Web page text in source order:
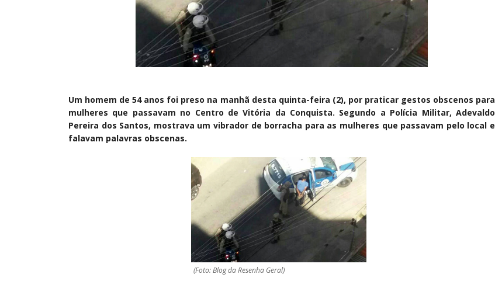
Um homem de 54 anos foi preso na manhã desta quinta-feira (2), por praticar gestos obscenos para
mulheres que passavam no Centro de Vitória da Conquista. Segundo a Polícia Militar, Adevaldo
Pereira dos Santos, mostrava um vibrador de borracha para as mulheres que passavam pelo local e
falavam palavras obscenas.
(Foto: Blog da Resenha Geral)